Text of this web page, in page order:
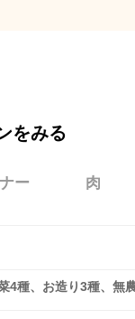
をみる
4種、お造り3種、無
ー 肉